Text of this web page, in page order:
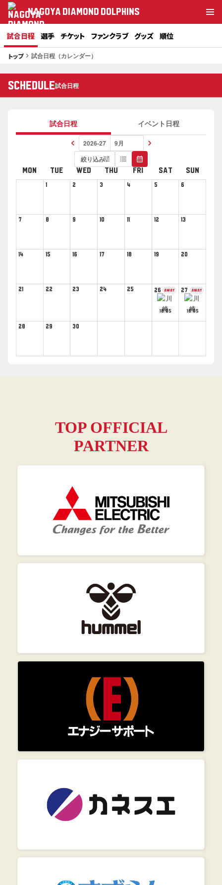
NAGOYA DIAMOND DOLPHINS
試合日程 選手 チケット ファンクラブ グッズ 順位
トップkeyboard_arrow_right 試合日程（カレンダー）
SCHEDULE試合日程
試合日程
イベント日程
keyboard_arrow_left
keyboard_arrow_right
絞り込みtune format_list_bulleted
calendar_month
MON
TUE WED THU FRI SAT SUN
1 2 3 4 5 6
7 8 9 10 11 12 13
14 15 16 17 18 19 20
21 22 23 24 25 26 AWAY
18:05
27 AWAY
16:05
28 29 30
TOP OFFICIAL
PARTNER